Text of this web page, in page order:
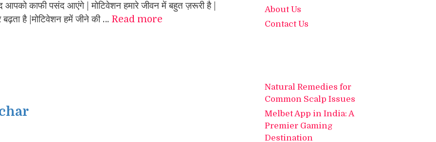
आपको काफी पसंद आएंगे | मोटिवेशन हमारे जीवन में बहुत ज़रूरी है |
है |मोटिवेशन हमें जीने की … Read more
About Us
Contact Us
Natural Remedies for
Common Scalp Issues
Melbet App in India: A
Premier Gaming
Destination